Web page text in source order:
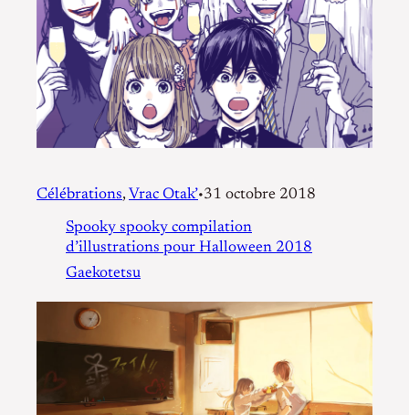
Célébrations, Vrac Otak’•31 octobre 2018
Spooky spooky compilation
d’illustrations pour Halloween 2018
Gaekotetsu